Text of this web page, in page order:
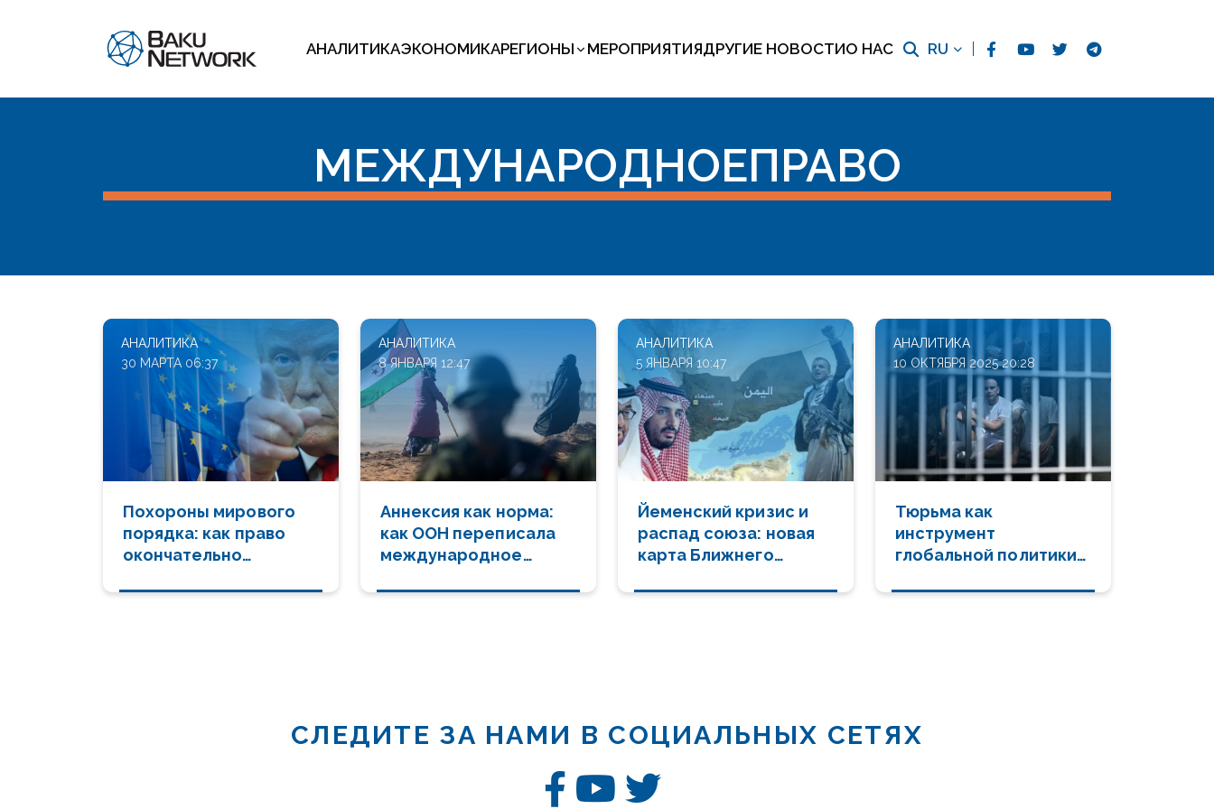
АНАЛИТИКАЭКОНОМИКАРЕГИОНЫ МЕРОПРИЯТИЯДРУГИЕ НОВОСТИО НАС RU
МЕЖДУНАРОДНОЕПРАВО
АНАЛИТИКА
30 МАРТА 06:37
Похороны мирового
порядка: как право
окончательно
АНАЛИТИКА
8 ЯНВАРЯ 12:47
Аннексия как норма:
как ООН переписала
международное
АНАЛИТИКА
5 ЯНВАРЯ 10:47
Йеменский кризис и
распад союза: новая
карта Ближнего
АНАЛИТИКА
10 ОКТЯБРЯ 2025 20:28
Тюрьма как
инструмент
глобальной политики
СЛЕДИТЕ ЗА НАМИ В СОЦИАЛЬНЫХ СЕТЯХ